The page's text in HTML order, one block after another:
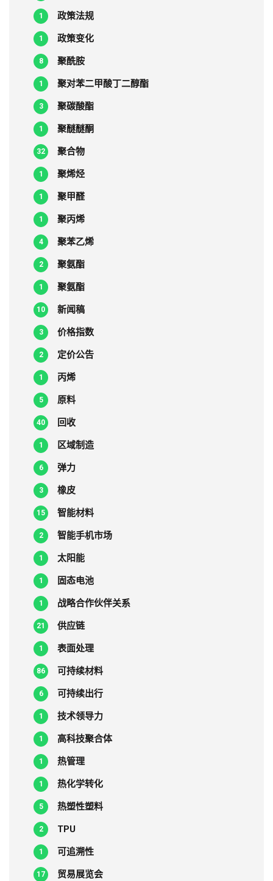
政策法规
1
政策变化
1
聚酰胺
8
聚对苯二甲酸丁二醇酯
1
聚碳酸酯
3
聚醚醚酮
1
聚合物
32
聚烯烃
1
聚甲醛
1
聚丙烯
1
聚苯乙烯
4
聚氨酯
2
聚氨酯
1
新闻稿
10
价格指数
3
定价公告
2
丙烯
1
原料
5
回收
40
区域制造
1
弹力
6
橡皮
3
智能材料
15
智能手机市场
2
太阳能
1
固态电池
1
战略合作伙伴关系
1
供应链
21
表面处理
1
可持续材料
86
可持续出行
6
技术领导力
1
高科技聚合体
1
热管理
1
热化学转化
1
热塑性塑料
5
TPU
2
可追溯性
1
贸易展览会
17